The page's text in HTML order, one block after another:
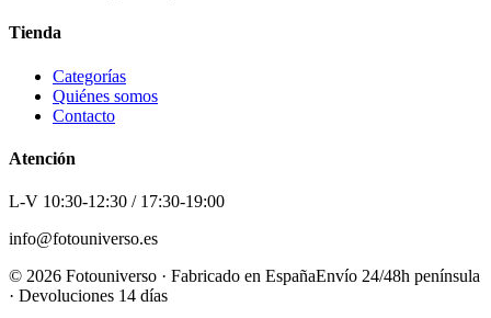
Tienda
Categorías
Quiénes somos
Contacto
Atención
L-V 10:30-12:30 / 17:30-19:00
info@fotouniverso.es
© 2026 Fotouniverso · Fabricado en EspañaEnvío 24/48h península
· Devoluciones 14 días